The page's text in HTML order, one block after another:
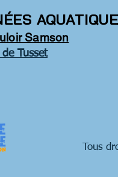
Samson
Tusset
Tous